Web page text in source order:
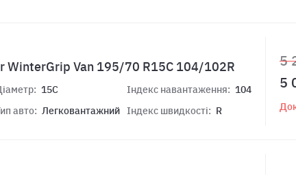
WinterGrip Van 195/70 R15C 104/102R
15C
авто: Легковантажний
Індекс навантаження: 104
Індекс швидкості: R
5
5